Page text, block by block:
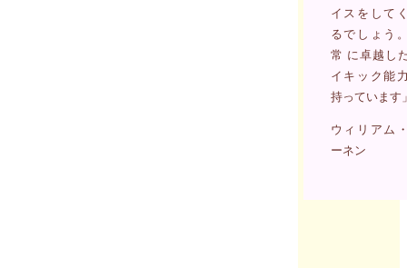
イスをして
るでしょう
常 に卓越し
イキック能
持っています
ウィリアム
ーネン